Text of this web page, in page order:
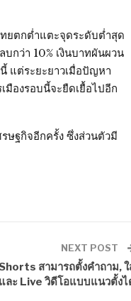
ยตกต่ำแตะจุดระดับต่ำสุด
กว่า 10% เงินบาทผันผวน
แต่ระยะยาวเมื่อปัญหา
องรอบนี้จะยืดเยื้อไปอีก
ษฐกิจอีกครั้ง ซึ่งส่วนตัวมี
NEXT POST
สามารถตั้งคำถาม,
ละ Live วิดีโอแบบแนวตั้ง